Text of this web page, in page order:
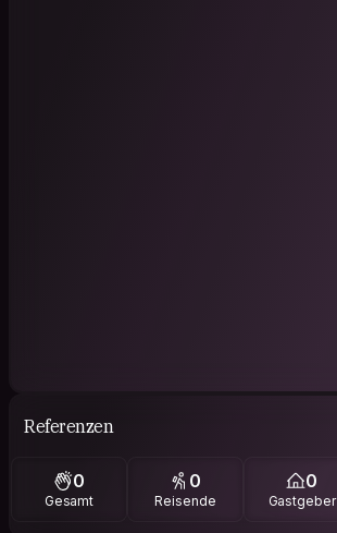
Referenzen
0
Gesamt
0
Reisende
0
Gastgeber